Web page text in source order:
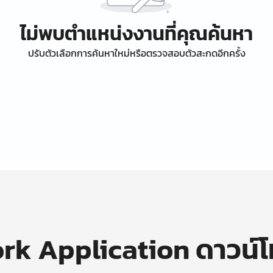
ไม่พบตำแหน่งงานที่คุณค้นหา
ปรับตัวเลือกการค้นหาใหม่หรือตรวจสอบตัวสะกดอีกครั้ง
Application ดาวน์